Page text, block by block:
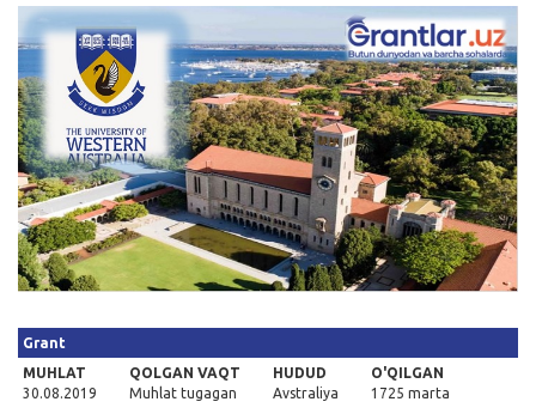
Qidirish
Kirish
Grant
MUHLAT
30.08.2019
QOLGAN VAQT
Muhlat tugagan
HUDUD
Avstraliya
O'QILGAN
1725 marta